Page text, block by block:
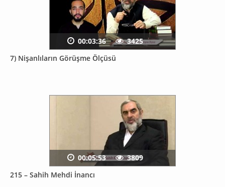
7) Nişanlıların Görüşme Ölçüsü
00:03:36 3425
215 – Sahih Mehdi İnancı
00:05:53 3809